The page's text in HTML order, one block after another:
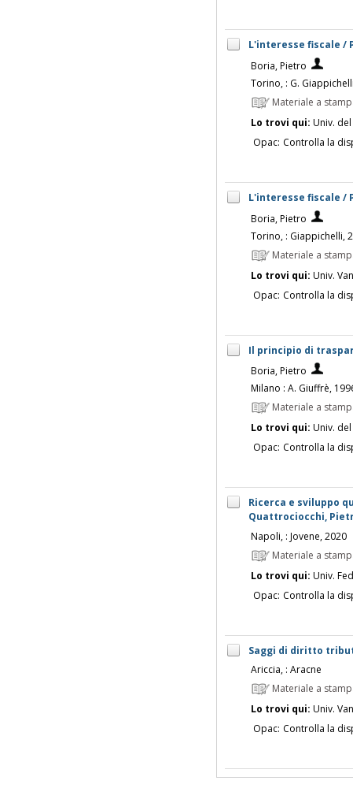
L'interesse fiscale /
Boria, Pietro
Torino, : G.
Materiale a
Lo trovi qui: Univ. del
Opac: Controlla la
L'interesse fiscale /
Boria, Pietro
Torino, : Giappichelli,
Materiale a
Lo trovi qui: Univ.
Opac: Controlla la
Il principio di
Boria, Pietro
Milano : A. Giuffrè,
Materiale a
Lo trovi qui: Univ.
Opac: Controlla la
Ricerca e sviluppo
Quattrociocchi,
Napoli, : Jovene, 2020
Materiale a
Lo trovi qui: Univ.
Opac: Controlla la
Saggi di diritto
Ariccia, : Aracne
Materiale a
Lo trovi qui: Univ.
Opac: Controlla la